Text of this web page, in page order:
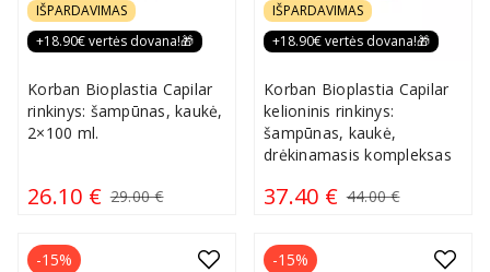
IŠPARDAVIMAS
+18.90€ vertės dovana!🎁
Korban Bioplastia Capilar
rinkinys: šampūnas, kaukė,
2×100 ml.
26.10 € 29.00 €
IŠPARDAVIMAS
+18.90€ vertės dovana!🎁
Korban Bioplastia Capilar
kelioninis rinkinys:
šampūnas, kaukė,
drėkinamasis kompleksas
37.40 € 44.00 €
-15% -15%